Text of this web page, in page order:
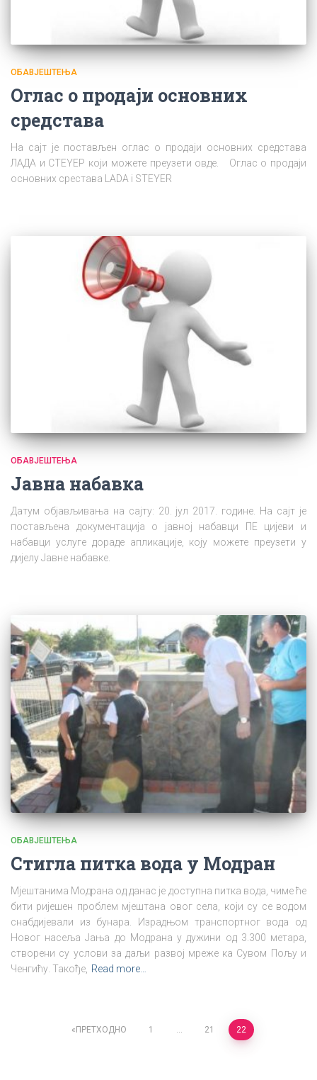
ОБАВЈЕШТЕЊА
Оглас о продаји основних
средстава
На сајт је постављен оглас о продаји основних средстава
ЛАДА и СТЕYЕР који можете преузети овде. Оглас о продаји
основних срестава LADA i STEYER
ОБАВЈЕШТЕЊА
Јавна набавка
Датум објављивања на сајту: 20. јул 2017. године. На сајт је
постављена документација о јавној набавци ПЕ цијеви и
набавци услуге дораде апликације, коју можете преузети у
дијелу Јавне набавке.
ОБАВЈЕШТЕЊА
Стигла питка вода у Модран
Мјештанима Модрана од данас је доступна питка вода, чиме ће
бити ријешен проблем мјештана овог села, који су се водом
снабдијевали из бунара. Израдњом транспортног вода од
Новог насеља Јања до Модрана у дужини од 3.300 метара,
створени су услови за даљи развој мреже ка Сувом Пољу и
Ченгићу. Такође, Read more…
ПРЕТХОДНО 1 … 21 22